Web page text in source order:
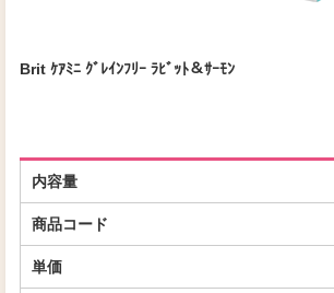
Brit ｹｱﾐﾆ ｸﾞﾚｲﾝﾌﾘｰ ﾗﾋﾞｯﾄ＆ｻｰﾓﾝ